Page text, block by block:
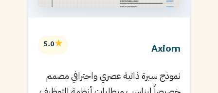
Axiom
★
5.0
نموذج سيرة ذاتية عصري واحترافي مصمم